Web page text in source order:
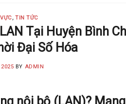
Camera Minh Khang là đơn
CONTINUE READING
,TIN TỨC
Tại Huyện Bình
Đại Số Hóa
BY ADMIN
nội bộ (LAN)?